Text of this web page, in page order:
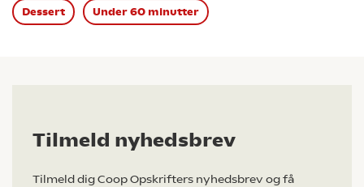
Dessert Under 60 minutter
Tilmeld nyhedsbrev
Tilmeld dig Coop Opskrifters nyhedsbrev og få